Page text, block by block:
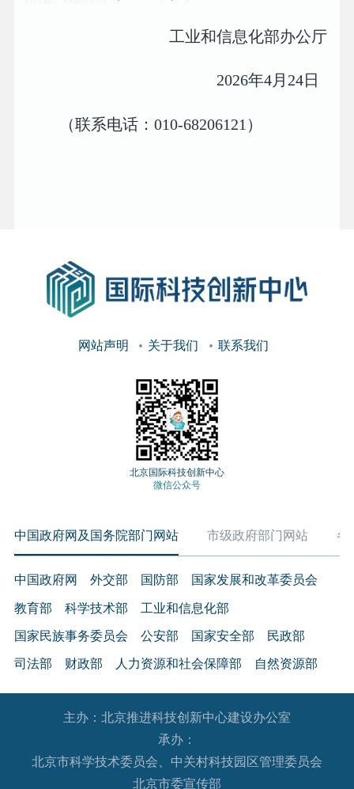
工业和信息化部办公厅
2026年4月24日
（联系电话：010-68206121）
网站声明 关于我们 联系我们
北京国际科技创新中心
微信公众号
中国政府网及国务院部门网站 市级政府部门网站 各
中国政府网 外交部 国防部 国家发展和改革委员会
教育部 科学技术部 工业和信息化部
国家民族事务委员会 公安部 国家安全部 民政部
司法部 财政部 人力资源和社会保障部 自然资源部
生态环境部 住房和城乡建设部 交通运输部 水利部
农业农村部 商务部 文化和旅游部
退役军人事务部
国家语言文字工作委员会
主办：北京推进科技创新中心建设办公室
承办：
北京市科学技术委员会、中关村科技园区管理委员会
北京市委宣传部